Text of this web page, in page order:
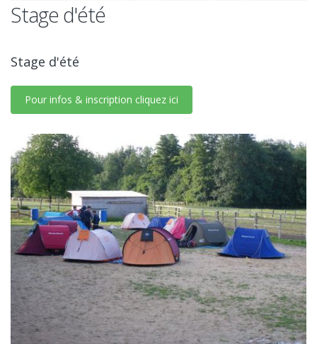
Stage d'été
Stage d'été
Pour infos & inscription cliquez ici